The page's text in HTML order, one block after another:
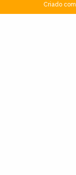
Criado com